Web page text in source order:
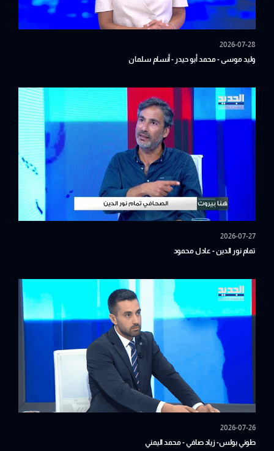
2026-07-28
وليد موسى - محمد أبو حيدر - أنسام سلمان
2026-07-27
تمام نور الدين - عادل محمود
2026-07-26
طوني بولس- زياد صافي - محمد اليمني